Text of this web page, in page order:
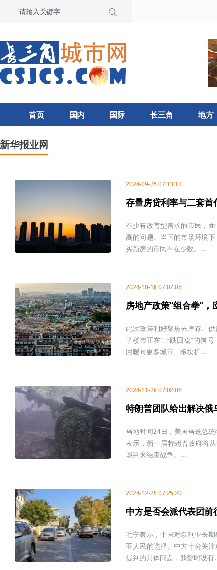
首页 国内 国际 长三角 地方
新华报业网
2024-09-25 07:13:12
存量房贷利率与二套首
不少有改善型需求的市民，
高的问题。当下的市场环境
买新房的市民不在少数。...
2024-10-18 07:07:05
房地产政策“组合拳”，
此次政策利好聚焦去库存、
了楼市正在“止跌回稳”的信
回暖向更多城市、板块扩...
2024-11-26 07:02:06
特朗普团队给出解决俄
当地时间24日，美国当选总
表示，新一届特朗普政府将
谈判来结束战争。...
2024-12-25 07:25:20
中方是否会派代表团
毛宁表示，中国对叙利亚长
亚人民的选择。中方十分关
提到的具体问题，我暂时没有